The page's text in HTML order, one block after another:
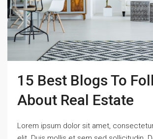
15 Best Blogs To
About Real Estate
Lorem ipsum dolor sit amet,